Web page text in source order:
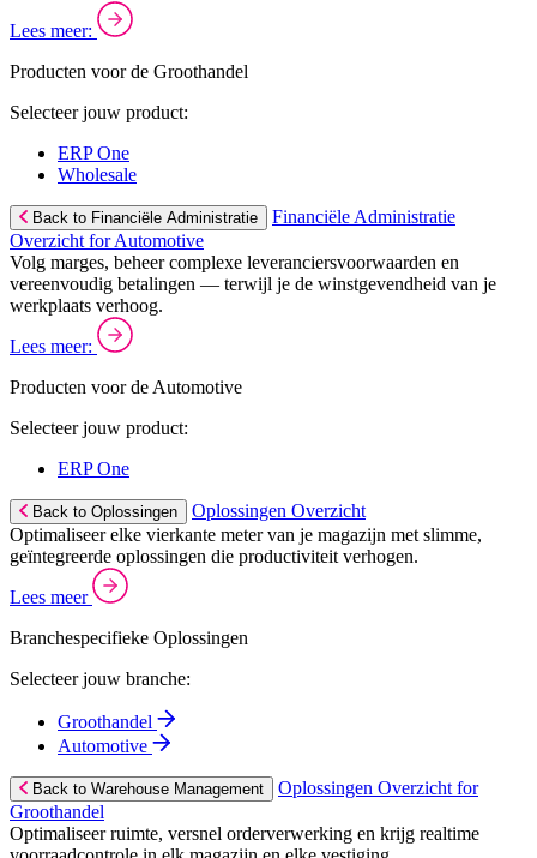
Lees meer:
Producten voor de Groothandel
Selecteer jouw product:
ERP One
Wholesale
Back to Financiële Administratie
Financiële Administratie
Overzicht for Automotive
Volg marges, beheer complexe leveranciersvoorwaarden en
vereenvoudig betalingen — terwijl je de winstgevendheid van je
werkplaats verhoog.
Lees meer:
Producten voor de Automotive
Selecteer jouw product:
ERP One
Back to Oplossingen
Oplossingen Overzicht
Optimaliseer elke vierkante meter van je magazijn met slimme,
geïntegreerde oplossingen die productiviteit verhogen.
Lees meer
Branchespecifieke Oplossingen
Selecteer jouw branche:
Groothandel
Automotive
Back to Warehouse Management
Oplossingen Overzicht for
Groothandel
Optimaliseer ruimte, versnel orderverwerking en krijg realtime